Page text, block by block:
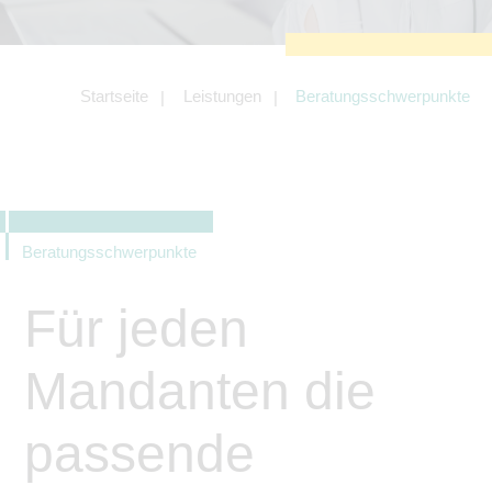
Startseite Leistungen Beratungsschwerpunkte
Beratungsschwerpunkte
Für jeden
Mandanten die
passende
Angebotes einschließlich der
Angeboten von z.B. Facebook und
LinkedIn.
können.